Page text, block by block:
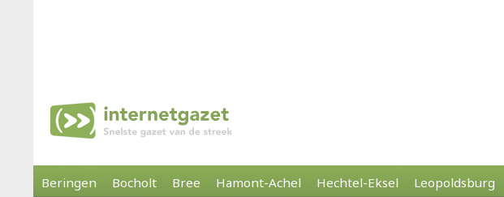
Beringen Bocholt Bree Hamont-Achel Hechtel-Eksel Leopoldsburg